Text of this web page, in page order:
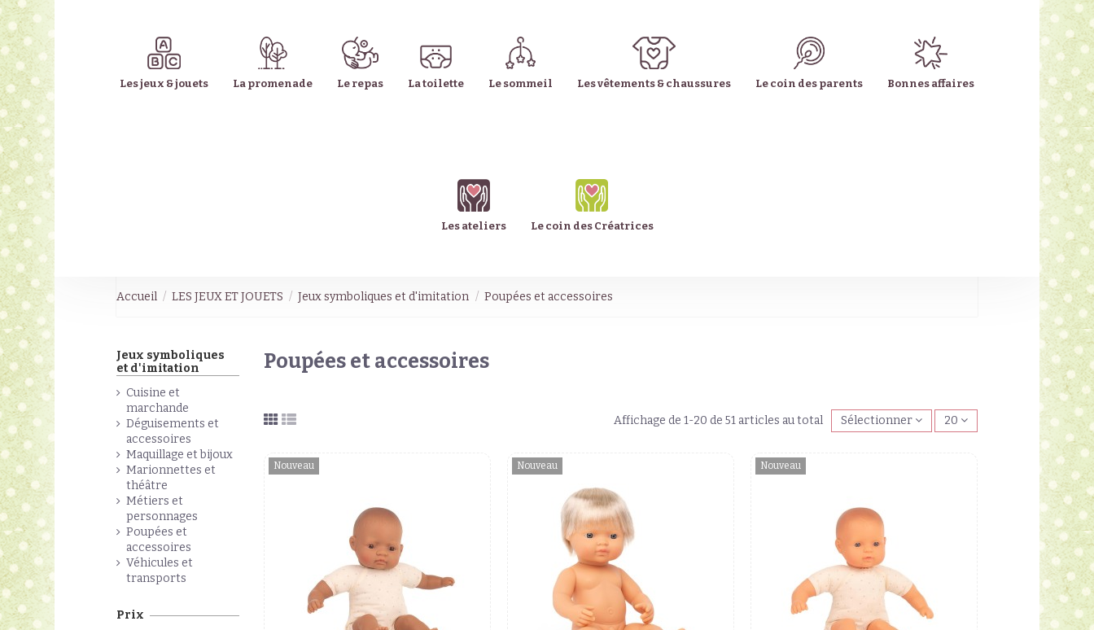
Les jeux & jouets La promenade Le repas La toilette Le sommeil Les vêtements & chaussures Le coin des parents Bonnes affaires
Les ateliers Le coin des Créatrices
Accueil LES JEUX ET JOUETS Jeux symboliques et d'imitation Poupées et accessoires
Poupées et accessoires
Affichage de 1-20 de 51 articles au total Sélectionner 20
Nouveau Nouveau Nouveau
Jeux symboliques
et d'imitation
Cuisine et
marchande
Déguisements et
accessoires
Maquillage et bijoux
Marionnettes et
théâtre
Métiers et
personnages
Poupées et
accessoires
Véhicules et
transports
Prix